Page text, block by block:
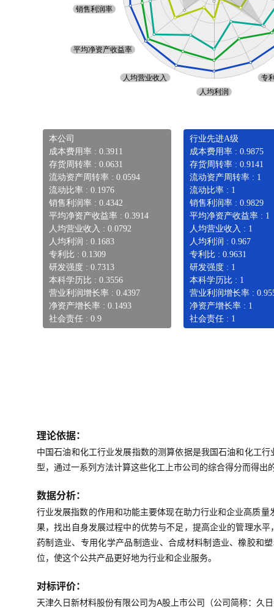
本公司
成本费用率 : 0.3911
存货周转率 : 0.0631
流动资产周转率 : 0.0594
流动比率 : 0.1976
销售利润率 : 0.4342
平均净资产收益率 : 0.3914
人均营业收入 : 0.0792
人均利润 : 0.1683
专利比 : 0.1309
研发强度 : 0.7313
本科学历比 : 0.3556
营业利润增长率 : 0.4397
净资产增长率 : 0.1493
社会责任 : 0.9
行业先进A级
成本费用率 : 0.9875
存货周转率 : 0.9141
流动资产周转率 : 1
流动比率 : 1
销售利润率 : 0.9829
平均净资产收益率 : 1
人均营业收入 : 1
人均利润 : 0.967
专利比 : 0.9631
研发强度 : 1
本科学历比 : 1
营业利润增长率 :
净资产增长率 : 1
社会责任 : 1
理论依据：
中国石油和化工行业发展指数的测算依据是我国石油和化工
型，通过一系列方法计算这些化工上市公司的综合得分而得
数据分析：
行业发展指数的作用和功能主要体现在助力行业和企业高质
果，找出自身发展过程中的优势与不足，提高企业的管理水
药制造业、专用化学产品制造业、合成材料制造业、橡胶和
位，使这个公共产品更好地为行业和企业服务。
对标评价：
天津久日新材料股份有限公司为A股上市公司（公司简称：